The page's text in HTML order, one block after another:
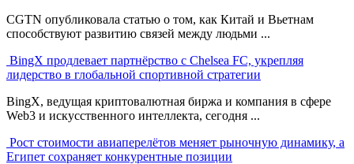
CGTN опубликовала статью о том, как Китай и Вьетнам
способствуют развитию связей между людьми ...
BingX продлевает партнёрство с Chelsea FC, укрепляя
лидерство в глобальной спортивной стратегии
BingX, ведущая криптовалютная биржа и компания в сфере
Web3 и искусственного интеллекта, сегодня ...
Рост стоимости авиаперелётов меняет рыночную динамику, а
Египет сохраняет конкурентные позиции